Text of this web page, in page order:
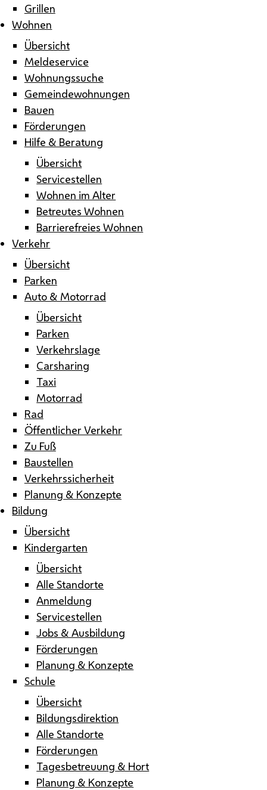
Grillen
Wohnen
Übersicht
Meldeservice
Wohnungssuche
Gemeindewohnungen
Bauen
Förderungen
Hilfe & Beratung
Übersicht
Servicestellen
Wohnen im Alter
Betreutes Wohnen
Barrierefreies Wohnen
Verkehr
Übersicht
Parken
Auto & Motorrad
Übersicht
Parken
Verkehrslage
Carsharing
Taxi
Motorrad
Rad
Öffentlicher Verkehr
Zu Fuß
Baustellen
Verkehrssicherheit
Planung & Konzepte
Bildung
Übersicht
Kindergarten
Übersicht
Alle Standorte
Anmeldung
Servicestellen
Jobs & Ausbildung
Förderungen
Planung & Konzepte
Schule
Übersicht
Bildungsdirektion
Alle Standorte
Förderungen
Tagesbetreuung & Hort
Planung & Konzepte